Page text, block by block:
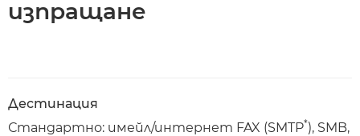
изпращане
Дестинация
Стандартно: имейл/интернет FAX (SMTP*), SMB,